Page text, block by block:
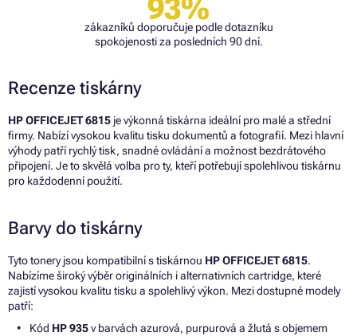
93%
zákazníků doporučuje podle dotazníku
spokojenosti za posledních 90 dní.
Recenze tiskárny
HP OFFICEJET 6815 je výkonná tiskárna ideální pro malé a střední
firmy. Nabízí vysokou kvalitu tisku dokumentů a fotografií. Mezi hlavní
výhody patří rychlý tisk, snadné ovládání a možnost bezdrátového
připojení. Je to skvělá volba pro ty, kteří potřebují spolehlivou tiskárnu
pro každodenní použití.
Barvy do tiskárny
Tyto tonery jsou kompatibilní s tiskárnou HP OFFICEJET 6815.
Nabízíme široký výběr originálních i alternativních cartridge, které
zajistí vysokou kvalitu tisku a spolehlivý výkon. Mezi dostupné modely
patří:
Kód HP 935v barvách azurová, purpurová a žlutá s objemem